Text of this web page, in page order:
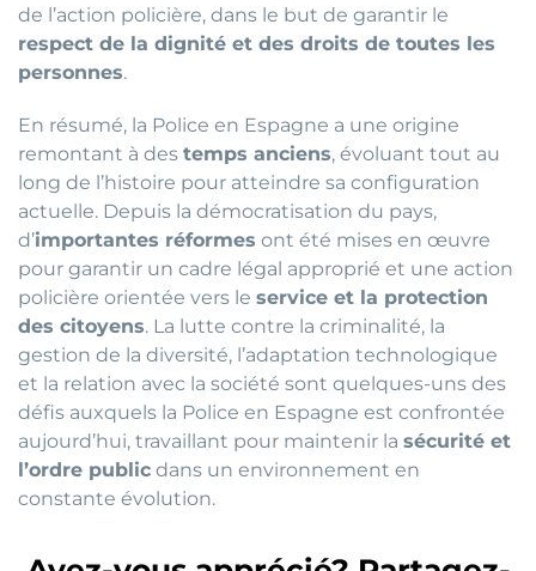
de l’action policière, dans le but de garantir le
respect de la dignité et des droits de toutes les
personnes.
En résumé, la Police en Espagne a une origine
remontant à des temps anciens, évoluant tout au
long de l’histoire pour atteindre sa configuration
actuelle. Depuis la démocratisation du pays,
d’importantes réformes ont été mises en œuvre
pour garantir un cadre légal approprié et une action
policière orientée vers le service et la protection
des citoyens. La lutte contre la criminalité, la
gestion de la diversité, l’adaptation technologique
et la relation avec la société sont quelques-uns des
défis auxquels la Police en Espagne est confrontée
aujourd’hui, travaillant pour maintenir la sécurité et
l’ordre public dans un environnement en
constante évolution.